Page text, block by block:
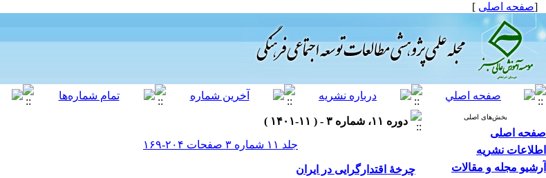
[صفحه اصلی ]
بخش‌های اصلی
صفحه اصلی
اطلاعات نشریه
آرشیو مجله و مقالات
دوره ۱۱، شماره ۳ - ( ۱۱-۱۴۰۱ )
جلد ۱۱ شماره ۳ صفحات ۲۰۴-۱۶۹
چرخۀ اقتدارگرایی در ایران